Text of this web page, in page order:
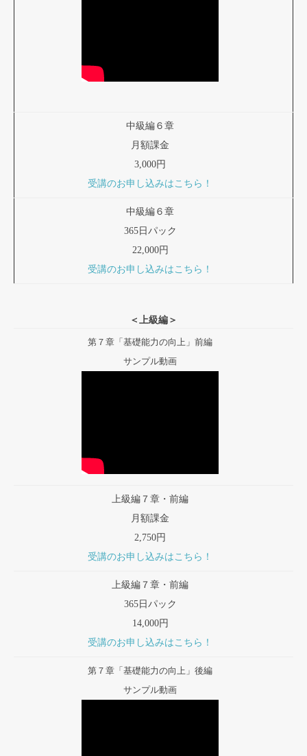
中級編６章
月額課金
3,000円
受講のお申し込みはこちら！
中級編６章
365日パック
22,000円
受講のお申し込みはこちら！
＜上級編＞
第７章「基礎能力の向上」前編
サンプル動画
上級編７章・前編
月額課金
2,750円
受講のお申し込みはこちら！
上級編７章・前編
365日パック
14,000円
受講のお申し込みはこちら！
第７章「基礎能力の向上」後編
サンプル動画